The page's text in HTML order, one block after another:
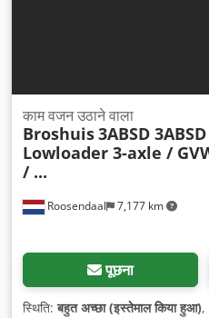
Roosendaal 7,177 km
काम वजन उठाने वाला
Broshuis3ABSD 3ABSD
Lowloader 3-axle /
/ ...
पूछना
स्थिति:बहुत अच्छा (इस्तेमाल किया हुआ),